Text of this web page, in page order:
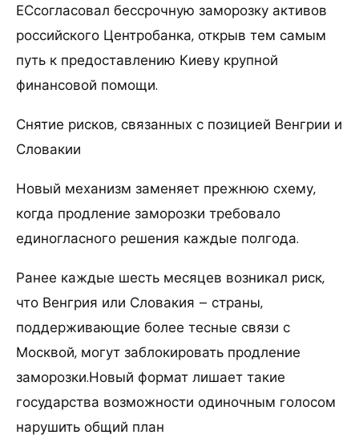
ЕСсогласовал бессрочную заморозку активов
российского Центробанка, открыв тем самым
путь к предоставлению Киеву крупной
финансовой помощи.
Снятие рисков, связанных с позицией Венгрии и
Словакии
Новый механизм заменяет прежнюю схему,
когда продление заморозки требовало
единогласного решения каждые полгода.
Ранее каждые шесть месяцев возникал риск,
что Венгрия или Словакия – страны,
поддерживающие более тесные связи с
Москвой, могут заблокировать продление
заморозки.Новый формат лишает такие
государства возможности одиночным голосом
нарушить общий план